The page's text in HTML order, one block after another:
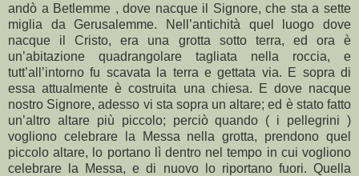
andò a Betlemme , dove nacque il Signore, che sta a sette
miglia da Gerusalemme. Nell’antichità quel luogo dove
nacque il Cristo, era una grotta sotto terra, ed ora è
un’abitazione quadrangolare tagliata nella roccia, e
tutt’all’intorno fu scavata la terra e gettata via. E sopra di
essa attualmente è costruita una chiesa. E dove nacque
nostro Signore, adesso vi sta sopra un altare; ed è stato fatto
un’altro altare più piccolo; perciò quando ( i pellegrini )
vogliono celebrare la Messa nella grotta, prendono quel
piccolo altare, lo portano lì dentro nel tempo in cui vogliono
celebrare la Messa, e di nuovo lo riportano fuori. Quella